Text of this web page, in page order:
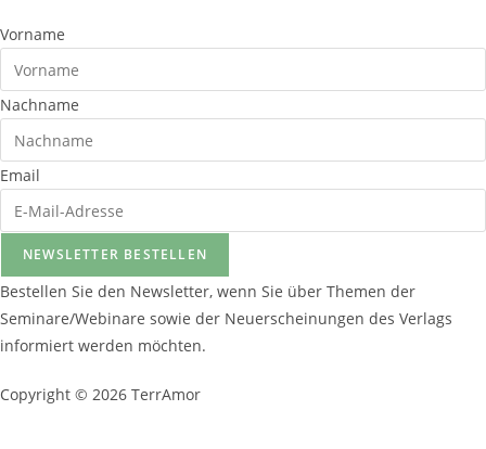
Vorname
Nachname
Email
NEWSLETTER BESTELLEN
Bestellen Sie den Newsletter, wenn Sie über Themen der
Seminare/Webinare sowie der Neuerscheinungen des Verlags
informiert werden möchten.
Copyright © 2026 TerrAmor